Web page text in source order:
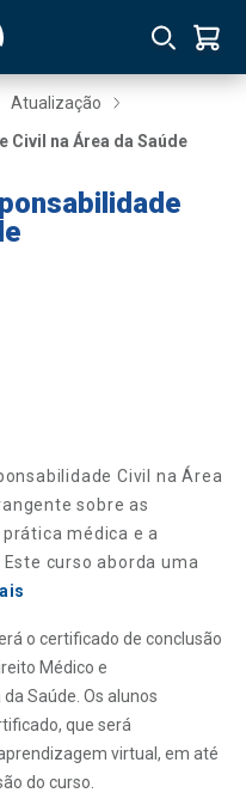
Atualização
Civil na Área da Saúde
Civil na Área
sobre as
médica e a
curso aborda uma
o certificado de conclusão
Médico e
Saúde. Os alunos
que será
virtual, em até
do curso.